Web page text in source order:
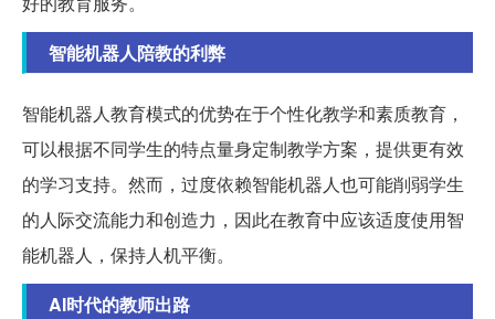
智能机器人陪教的利弊
智能机器人教育模式的优势在于个性化教学和素质教育，
可以根据不同学生的特点量身定制教学方案，提供更有效
的学习支持。然而，过度依赖智能机器人也可能削弱学生
的人际交流能力和创造力，因此在教育中应该适度使用智
能机器人，保持人机平衡。
AI时代的教师出路